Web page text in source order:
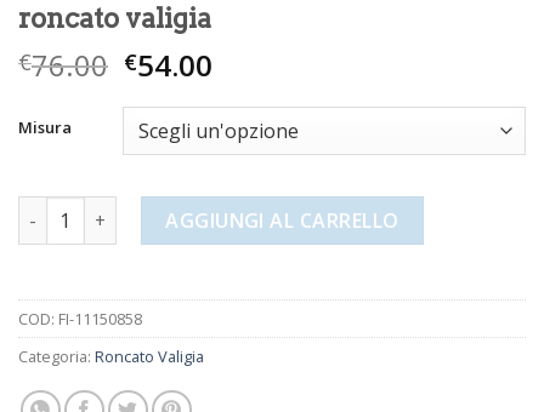
roncato valigia
€76.00 €54.00
Misura
roncato valigia quantitàAGGIUNGI AL CARRELLO
COD: FI-11150858
Categoria: Roncato Valigia